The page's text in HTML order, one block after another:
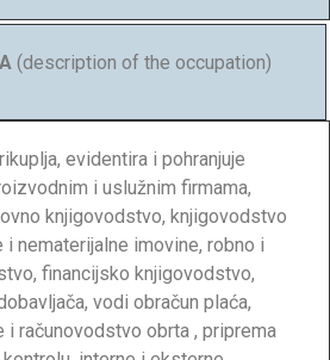
(description of the occupation)
evidentira i pohranjuje
i uslužnim firmama,
knjigovodstvo, knjigovodstvo
i nematerijalne imovine, robno i
financijsko knjigovodstvo,
vodi obračun plaća,
računovodstvo obrta , priprema